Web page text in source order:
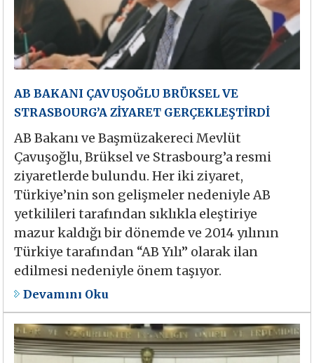
AB BAKANI ÇAVUŞOĞLU BRÜKSEL VE
STRASBOURG’A ZİYARET GERÇEKLEŞTİRDİ
AB Bakanı ve Başmüzakereci Mevlüt
Çavuşoğlu, Brüksel ve Strasbourg’a resmi
ziyaretlerde bulundu. Her iki ziyaret,
Türkiye’nin son gelişmeler nedeniyle AB
yetkilileri tarafından sıklıkla eleştiriye
mazur kaldığı bir dönemde ve 2014 yılının
Türkiye tarafından “AB Yılı” olarak ilan
edilmesi nedeniyle önem taşıyor.
Devamını Oku